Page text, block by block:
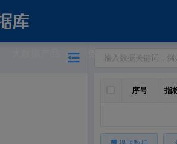
免费资源 研究
全选
序号 指